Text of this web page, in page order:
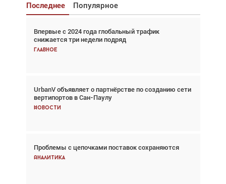
Последнее Популярное
Впервые с 2024 года глобальный трафик
снижается три недели подряд
Главное
UrbanV объявляет о партнёрстве по созданию сети
вертипортов в Сан-Паулу
Новости
Проблемы с цепочками поставок сохраняются
Аналитика
Взгляд с высоты: тандем вертолётов и БПЛА в
спасательных операциях
Главное
Авиационный фотограф Дэйв Кох: «Фотография
говорит сама за себя... а ИИ всё портит»
Новости
Впервые с 2024 года глобальный трафик
снижается три недели подряд